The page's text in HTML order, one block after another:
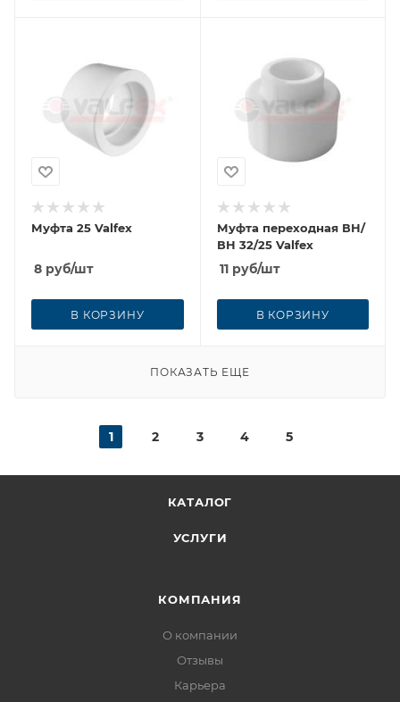
Муфта 25 Valfex
8 руб/шт
В КОРЗИНУ
Муфта переходная ВН/
ВН 32/25 Valfex
11руб/шт
В КОРЗИНУ
ПОКАЗАТЬ ЕЩЕ
1 2 3 4 5
КАТАЛОГ
УСЛУГИ
КОМПАНИЯ
О компании
Отзывы
Карьера